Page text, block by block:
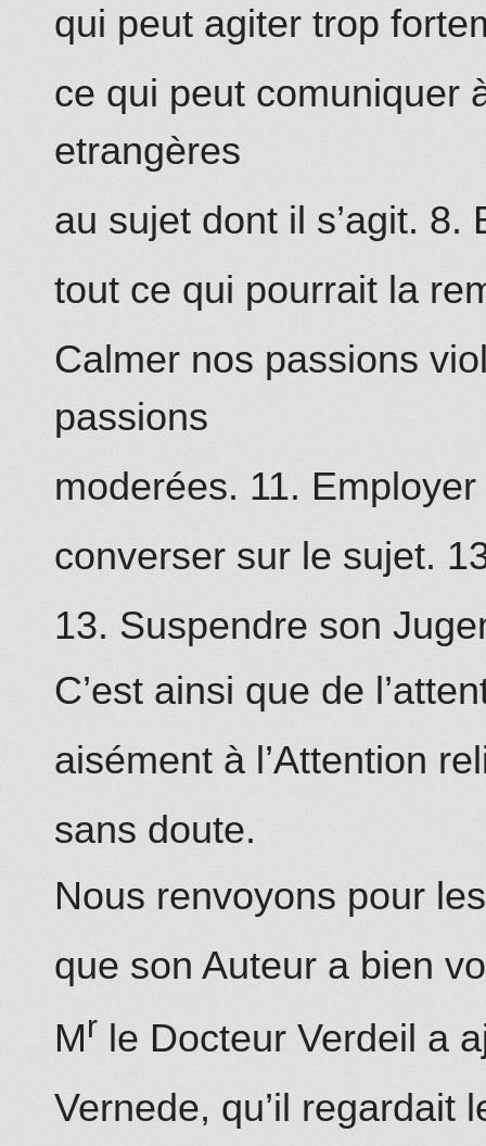
qui peut agiter trop
ce qui peut comuniquer
etrangères
au sujet dont il s’agit. 8.
tout ce qui pourrait la
Calmer nos passions
passions
moderées. 11.
converser sur le sujet.
13. Suspendre son
C’est ainsi que de
aisément à l’Attention
sans doute.
Nous renvoyons pour
que son Auteur a bien
Mr le Docteur Verdeil a
Vernede, qu’il regardait